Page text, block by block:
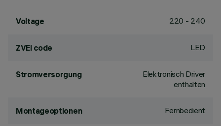
Voltage 220 - 240
ZVEI code LED
Stromversorgung
Elektronisch Driver
enthalten
Montageoptionen Fernbedient